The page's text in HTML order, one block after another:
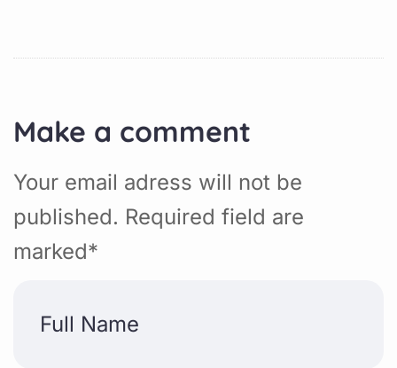
Make a comment
Your email adress will not be
published. Required field are
marked*